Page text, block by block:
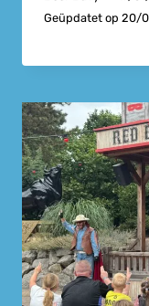
Geüpdatet op 20/